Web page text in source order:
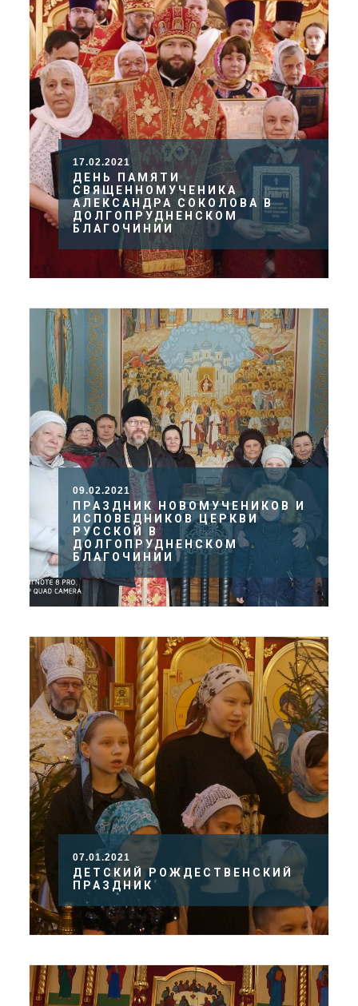
17.02.2021
ДЕНЬ ПАМЯТИ
СВЯЩЕННОМУЧЕНИКА
АЛЕКСАНДРА СОКОЛОВА В
ДОЛГОПРУДНЕНСКОМ
БЛАГОЧИНИИ
09.02.2021
ПРАЗДНИК НОВОМУЧЕНИКОВ И
ИСПОВЕДНИКОВ ЦЕРКВИ
РУССКОЙ В
ДОЛГОПРУДНЕНСКОМ
БЛАГОЧИНИИ
07.01.2021
ДЕТСКИЙ РОЖДЕСТВЕНСКИЙ
ПРАЗДНИК